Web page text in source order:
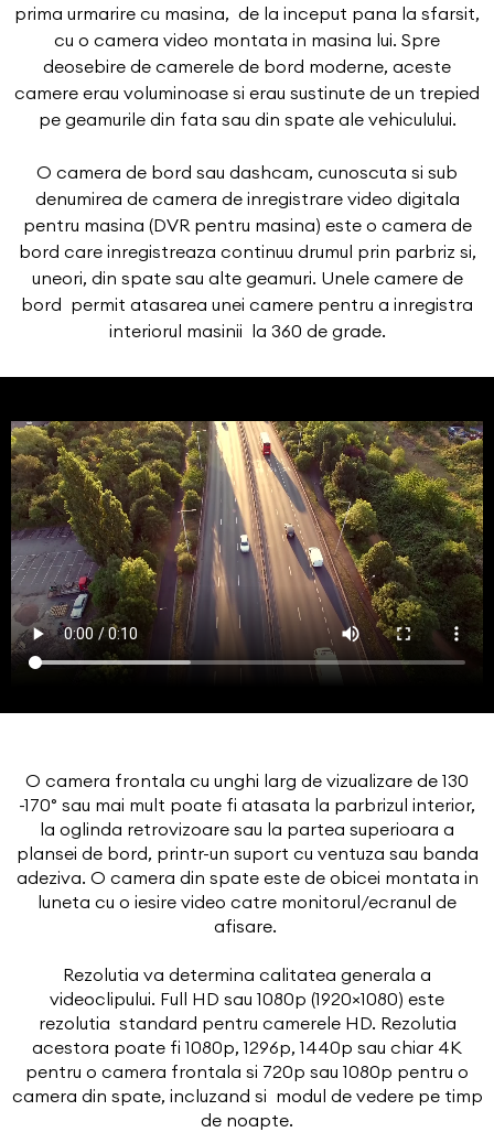
prima urmarire cu masina, de la inceput pana la sfarsit,
cu o camera video montata in masina lui. Spre
deosebire de camerele de bord moderne, aceste
camere erau voluminoase si erau sustinute de un trepied
pe geamurile din fata sau din spate ale vehiculului.
O camera de bord sau dashcam, cunoscuta si sub
denumirea de camera de inregistrare video digitala
pentru masina (DVR pentru masina) este o camera de
bord care inregistreaza continuu drumul prin parbriz si,
uneori, din spate sau alte geamuri. Unele camere de
bord permit atasarea unei camere pentru a inregistra
interiorul masinii la 360 de grade.
O camera frontala cu unghi larg de vizualizare de 130
-170° sau mai mult poate fi atasata la parbrizul interior,
la oglinda retrovizoare sau la partea superioara a
plansei de bord, printr-un suport cu ventuza sau banda
adeziva. O camera din spate este de obicei montata in
luneta cu o iesire video catre monitorul/ecranul de
afisare.
Rezolutia va determina calitatea generala a
videoclipului. Full HD sau 1080p (1920×1080) este
rezolutia standard pentru camerele HD. Rezolutia
acestora poate fi 1080p, 1296p, 1440p sau chiar 4K
pentru o camera frontala si 720p sau 1080p pentru o
camera din spate, incluzand si modul de vedere pe timp
de noapte.